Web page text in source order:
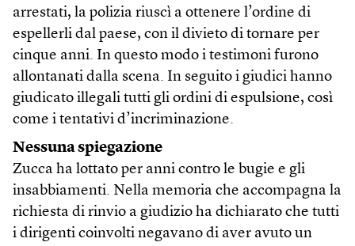
arrestati, la polizia riuscì a ottenere l’ordine di
espellerli dal paese, con il divieto di tornare per
cinque anni. In questo modo i testimoni furono
allontanati dalla scena. In seguito i giudici hanno
giudicato illegali tutti gli ordini di espulsione, così
come i tentativi d’incriminazione.
Nessuna spiegazione
Zucca ha lottato per anni contro le bugie e gli
insabbiamenti. Nella memoria che accompagna la
richiesta di rinvio a giudizio ha dichiarato che tutti
i dirigenti coinvolti negavano di aver avuto un